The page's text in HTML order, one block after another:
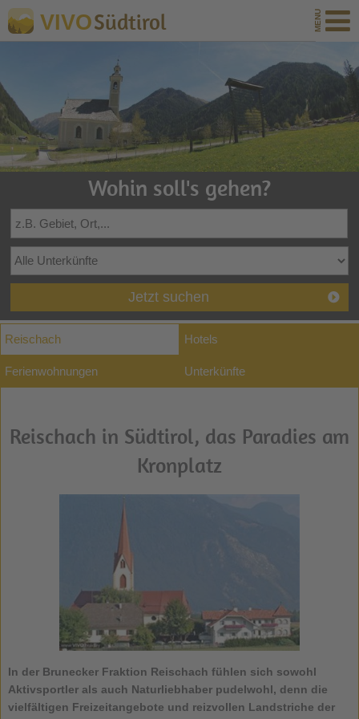
VIVOSüdtirol
Wohin soll's gehen?
Jetzt suchen
Reischach Hotels
Ferienwohnungen Unterkünfte
Reischach in Südtirol, das Paradies am
Kronplatz
In der Brunecker Fraktion Reischach fühlen sich sowohl
Aktivsportler als auch Naturliebhaber pudelwohl, denn die
vielfältigen Freizeitangebote und reizvollen Landstriche der